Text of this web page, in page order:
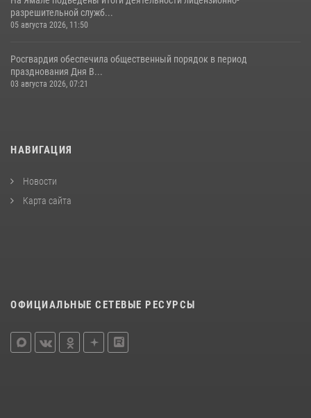
разрешительной служб...
05 августа 2026, 11:50
Росгвардия обеспечила общественный порядок в период
празднования Дня В...
03 августа 2026, 07:21
НАВИГАЦИЯ
Новости
Карта сайта
ОФИЦИАЛЬНЫЕ СЕТЕВЫЕ РЕСУРСЫ